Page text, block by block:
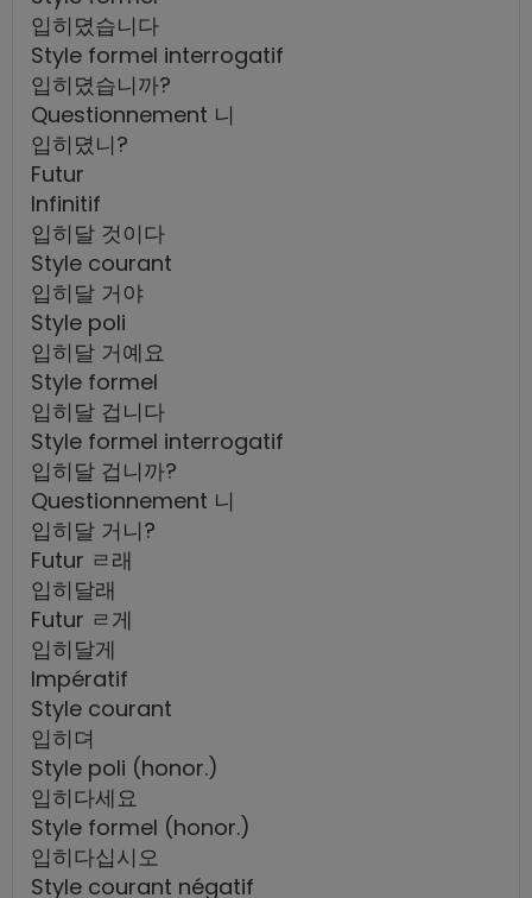
입히뎠습니다
Style formel interrogatif
입히뎠습니까?
Questionnement 니
입히뎠니?
Futur
Infinitif
입히달 것이다
Style courant
입히달 거야
Style poli
입히달 거예요
Style formel
입히달 겁니다
Style formel interrogatif
입히달 겁니까?
Questionnement 니
입히달 거니?
Futur ㄹ래
입히달래
Futur ㄹ게
입히달게
Impératif
Style courant
입히뎌
Style poli (honor.)
입히다세요
Style formel (honor.)
입히다십시오
Style courant négatif